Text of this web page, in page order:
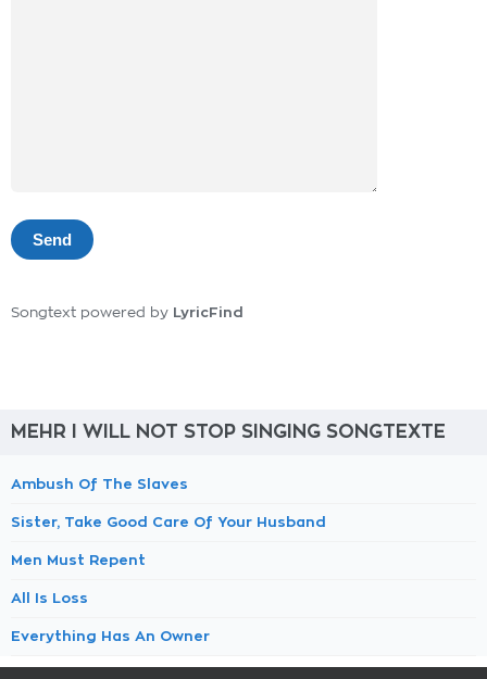
Songtext powered by LyricFind
MEHR I WILL NOT STOP SINGING SONGTEXTE
Ambush Of The Slaves
Sister, Take Good Care Of Your Husband
Men Must Repent
All Is Loss
Everything Has An Owner